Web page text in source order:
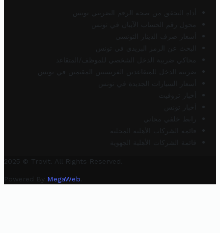
أداة التحقق من صحة الرقم الضريبي تونس
محول رقم الحساب الآيبان في تونس
أسعار صرف الدينار التونسي
البحث عن الرمز البريدي في تونس
محاكي ضريبة الدخل الشخصي للموظف/المتقاعد
ضريبة الدخل للمتقاعدين الفرنسيين المقيمين في تونس
أسعار السيارات الجديدة في تونس
أخبار تروفيت
أخبار تونس
رابط خلفي مجاني
قائمة الشركات الأهلية المحلية
قائمة الشركات الأهلية الجهوية
2025 © Trovit. All Rights Reserved.
Powered By MegaWeb